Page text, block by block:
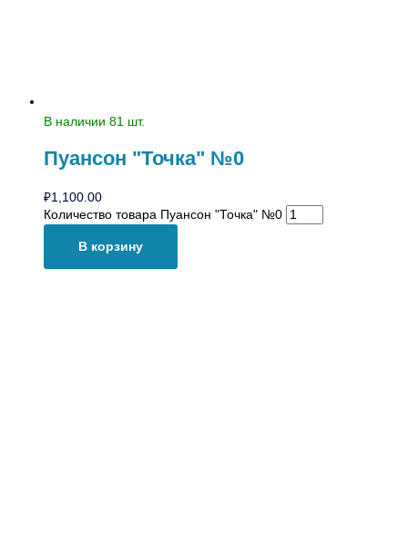
В наличии 81 шт.
Пуансон ʺТочкаʺ №0
₽1,100.00
Количество товара Пуансон ʺТочкаʺ №0
В корзину